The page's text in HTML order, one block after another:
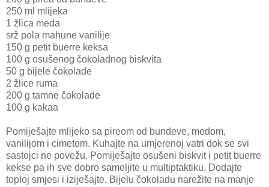
250 ml mlijeka
1 žlica meda
srž pola mahune vanilije
150 g petit buerre keksa
100 g osušenog čokoladnog biskvita
50 g bijele čokolade
2 žlice ruma
200 g tamne čokolade
100 g kakaa
Pomiješajte mlijeko sa pireom od bundeve, medom,
vanilijom i cimetom. Kuhajte na umjerenoj vatri dok se svi
sastojci ne povežu. Pomiješajte osušeni biskvit i petit buerre
kekse pa ih sve dobro sameljite u multiptaktiku. Dodajte
toploj smjesi i iziješajte. Bijelu čokoladu narežite na manje